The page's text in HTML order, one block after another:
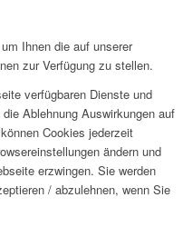
Ihnen die auf unserer
zur Verfügung zu stellen.
verfügbaren Dienste und
Ablehnung Auswirkungen auf
Cookies jederzeit
ändern und
erzwingen. Sie werden
/ abzulehnen, wenn Sie